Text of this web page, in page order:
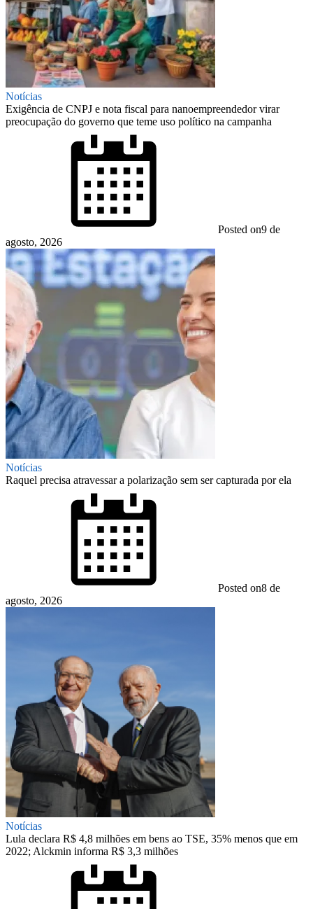
Notícias
Exigência de CNPJ e nota fiscal para nanoempreendedor virar
preocupação do governo que teme uso político na campanha
Posted on9 de
agosto, 2026
Notícias
Raquel precisa atravessar a polarização sem ser capturada por ela
Posted on8 de
agosto, 2026
Notícias
Lula declara R$ 4,8 milhões em bens ao TSE, 35% menos que em
2022; Alckmin informa R$ 3,3 milhões